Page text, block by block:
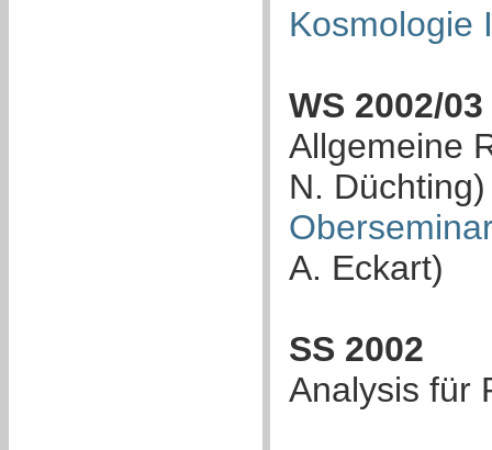
Kosmologie
WS 2002/03
Allgemeine
N. Düchting)
A. Eckart)
SS 2002
Analysis für